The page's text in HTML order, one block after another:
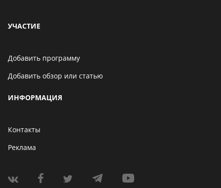
УЧАСТИЕ
Добавить программу
Добавить обзор или статью
ИНФОРМАЦИЯ
Контакты
Реклама